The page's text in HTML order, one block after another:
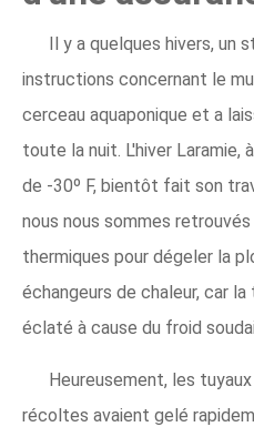
Il y a quelques hivers, un
instructions concernant le
cerceau aquaponique et a
toute la nuit. L'hiver Laramie,
de -30º F, bientôt fait son
nous nous sommes
thermiques pour dégeler la
échangeurs de chaleur, car
éclaté à cause du froid
Heureusement, les
récoltes avaient gelé